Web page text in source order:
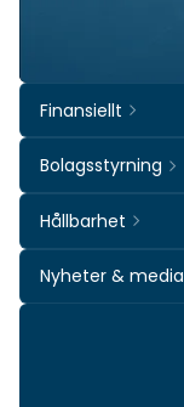
Finansiellt
Bolagsstyrning
Hållbarhet
Nyheter & media